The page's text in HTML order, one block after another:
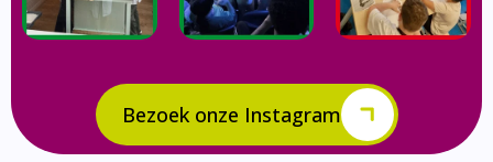
Bezoek onze Instagram